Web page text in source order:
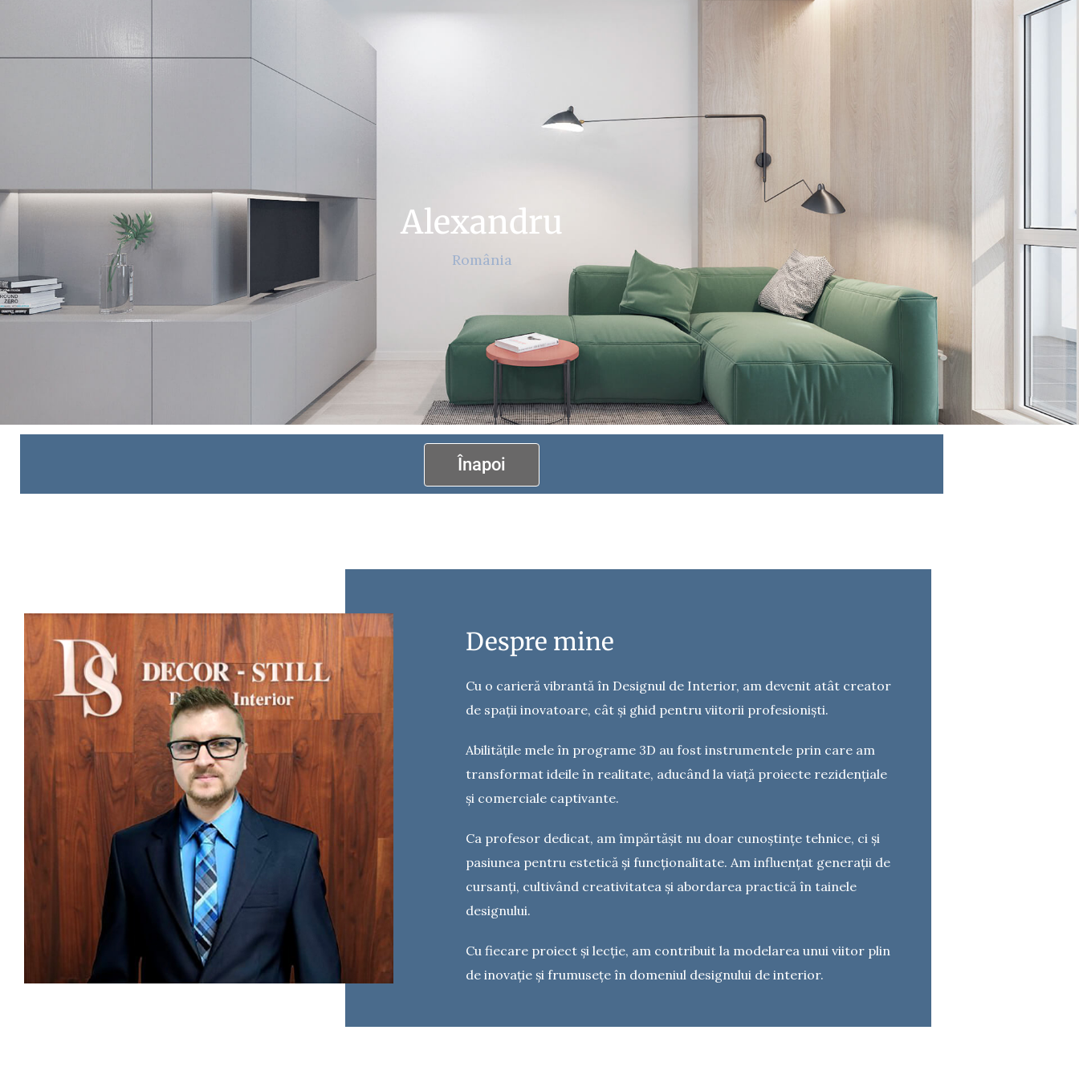
Alexandru
România
Înapoi
Despre mine
Cu o carieră vibrantă în Designul de Interior, am devenit atât creator
de spații inovatoare, cât și ghid pentru viitorii profesioniști.
Abilitățile mele în programe 3D au fost instrumentele prin care am
transformat ideile în realitate, aducând la viață proiecte rezidențiale
și comerciale captivante.
Ca profesor dedicat, am împărtășit nu doar cunoștințe tehnice, ci și
pasiunea pentru estetică și funcționalitate. Am influențat generații de
cursanți, cultivând creativitatea și abordarea practică în tainele
designului.
Cu fiecare proiect și lecție, am contribuit la modelarea unui viitor plin
de inovație și frumusețe în domeniul designului de interior.